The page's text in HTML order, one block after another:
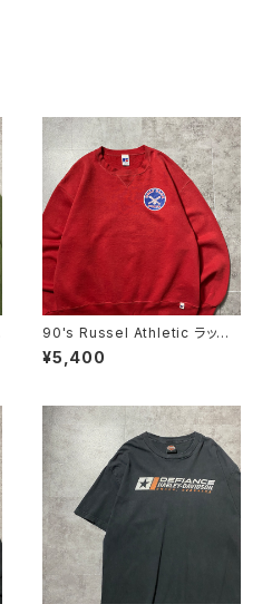
90's Russel Athletic ラッセ
ルアスレチック ローカルベー
スボールチーム プリント 前V
¥5,400